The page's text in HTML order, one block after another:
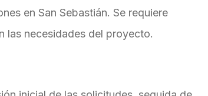
en San Sebastián. Se requiere
las necesidades del proyecto.